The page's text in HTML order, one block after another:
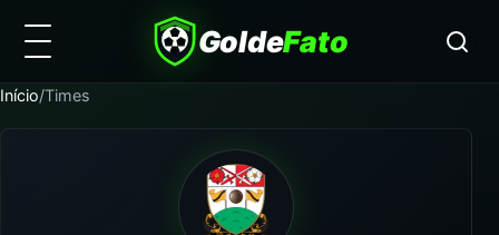
GoldeFato
Início/Times